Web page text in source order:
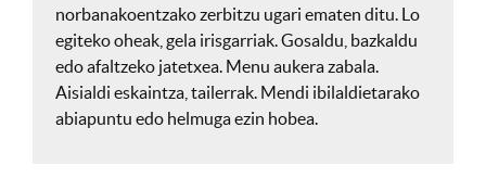
norbanakoentzako zerbitzu ugari ematen ditu. Lo
egiteko oheak, gela irisgarriak. Gosaldu, bazkaldu
edo afaltzeko jatetxea. Menu aukera zabala.
Aisialdi eskaintza, tailerrak. Mendi ibilaldietarako
abiapuntu edo helmuga ezin hobea.